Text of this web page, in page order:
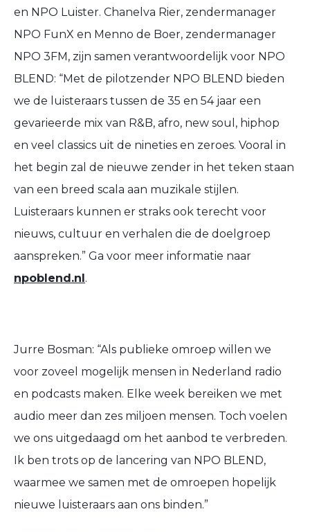
en NPO Luister. Chanelva Rier, zendermanager
NPO FunX en Menno de Boer, zendermanager
NPO 3FM, zijn samen verantwoordelijk voor NPO
BLEND: “Met de pilotzender NPO BLEND bieden
we de luisteraars tussen de 35 en 54 jaar een
gevarieerde mix van R&B, afro, new soul, hiphop
en veel classics uit de nineties en zeroes. Vooral in
het begin zal de nieuwe zender in het teken staan
van een breed scala aan muzikale stijlen.
Luisteraars kunnen er straks ook terecht voor
nieuws, cultuur en verhalen die de doelgroep
aanspreken.” Ga voor meer informatie naar
npoblend.nl .
Jurre Bosman: “Als publieke omroep willen we
voor zoveel mogelijk mensen in Nederland radio
en podcasts maken. Elke week bereiken we met
audio meer dan zes miljoen mensen. Toch voelen
we ons uitgedaagd om het aanbod te verbreden.
Ik ben trots op de lancering van NPO BLEND,
waarmee we samen met de omroepen hopelijk
nieuwe luisteraars aan ons binden.”